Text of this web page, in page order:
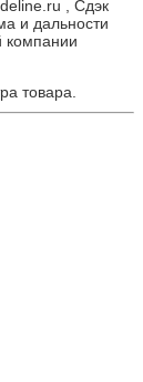
, Сдэк
и дальности
компании
товара.